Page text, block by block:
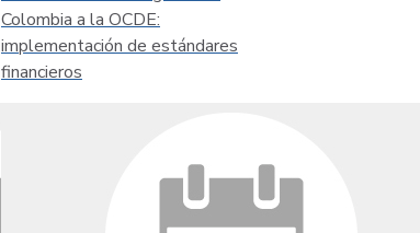
Colombia a la OCDE:
implementación de estándares
financieros